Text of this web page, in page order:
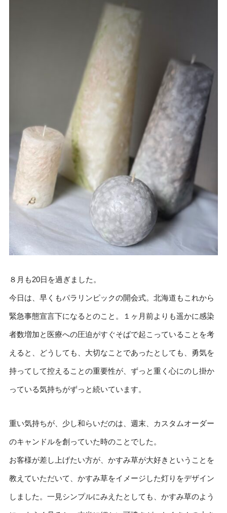
８月も20日を過ぎました。
今日は、早くもパラリンピックの開会式。北海道もこれから
緊急事態宣言下になるとのこと。１ヶ月前よりも遥かに感染
者数増加と医療への圧迫がすぐそばで起こっていることを考
えると、どうしても、大切なことであったとしても、勇気を
持ってして控えることの重要性が、ずっと重く心にのし掛か
っている気持ちがずっと続いています。
重い気持ちが、少し和らいだのは、週末、カスタムオーダー
のキャンドルを創っていた時のことでした。
お客様が差し上げたい方が、かすみ草が大好きということを
教えていただいて、かすみ草をイメージした灯りをデザイン
しました。一見シンプルにみえたとしても、かすみ草のよう